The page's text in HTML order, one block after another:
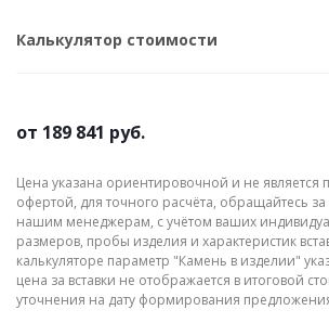
Калькулятор стоимости
от 189 841 руб.
Цена указана ориентировочной и не является
офертой, для точного расчёта, обращайтесь за
нашим менеджерам, с учётом ваших
размеров, пробы изделия и характеристик
калькуляторе параметр "Камень в изделии"
цена за вставки не отображается в итоговой
уточнения на дату формирования